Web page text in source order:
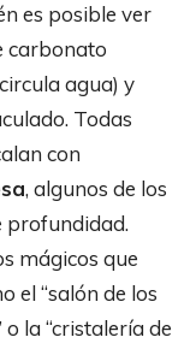
es posible ver
carbonato
agua) y
Todas
con
, algunos de los
profundidad.
mágicos que
el “salón de los
o la “cristalería de